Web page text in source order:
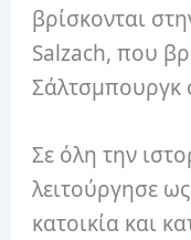
βρίσκονται
Salzach, που
Σάλτσμπουργκ
Σε όλη την
λειτούργησε
κατοικία και